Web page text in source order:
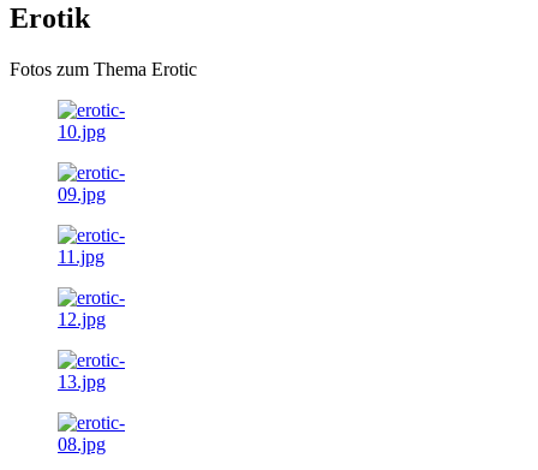
Erotik
Fotos zum Thema Erotic